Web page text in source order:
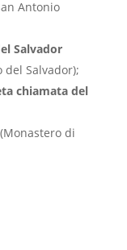
Antonio
Salvador
del Salvador);
chiamata del
di